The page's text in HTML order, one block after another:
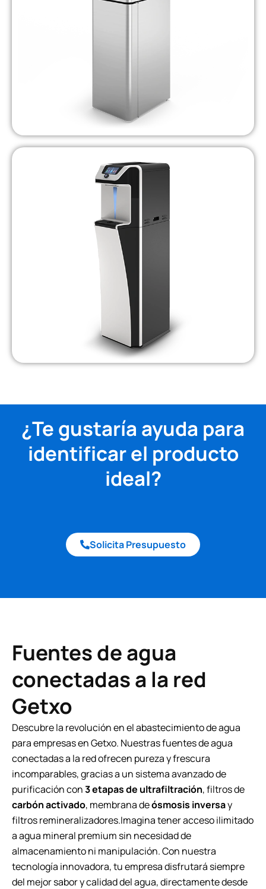
¿Te gustaría ayuda para
identificar el producto
ideal?
Solicita Presupuesto
Fuentes de agua
conectadas a la red
Getxo
Descubre la revolución en el abastecimiento de agua
para empresas en Getxo. Nuestras fuentes de agua
conectadas a la red ofrecen pureza y frescura
incomparables, gracias a un sistema avanzado de
purificación con3 etapas de ultrafiltración, filtros de
carbón activado, membrana deósmosis inversay
filtros remineralizadores.Imagina tener acceso ilimitado
a agua mineral premium sin necesidad de
almacenamiento ni manipulación. Con nuestra
tecnología innovadora, tu empresa disfrutará siempre
del mejor sabor y calidad del agua, directamente desde